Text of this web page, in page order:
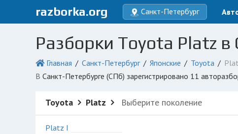
razborka.org Санкт-Петербург
Разборки Toyota Platz в
Главная Санкт-Петербург Японские Toyota
в Санкт-Петербурге (СПб) зарегистрировано 11
Toyota Platz Выберите поколение
Platz I